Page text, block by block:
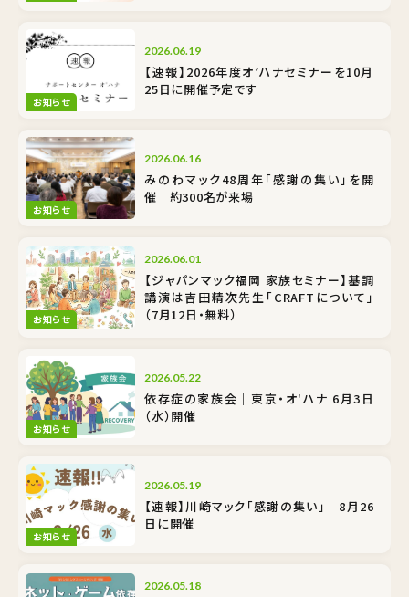
お知らせ
2026.06.19
【速報】2026年度オ’ハナセミナーを10月
25日に開催予定です
お知らせ
2026.06.16
みのわマック48周年「感謝の集い」を開
催 約300名が来場
お知らせ
2026.06.01
【ジャパンマック福岡 家族セミナー】基調
講演は吉田精次先生「CRAFTについて」
（7月12日・無料）
お知らせ
2026.05.22
依存症の家族会｜東京・オ'ハナ 6月3日
（水）開催
お知らせ
2026.05.19
【速報】川崎マック「感謝の集い」 8月26
日に開催
2026.05.18